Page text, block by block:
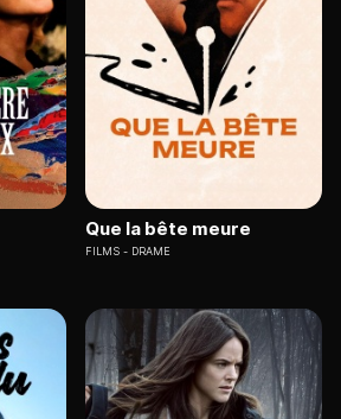
Que la bête meure
FILMS DRAME